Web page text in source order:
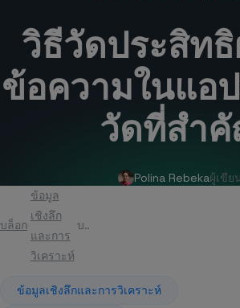
วิธีวัดประสิท
ข้อความในแอ
วัดที่สำ
Polina Rebekaผู้เขีย
บล็อก
ข้อมูล
เชิงลึก
และการ
วิเคราะห์
บทความ
ข้อมูลเชิงลึกและการวิเคราะห์